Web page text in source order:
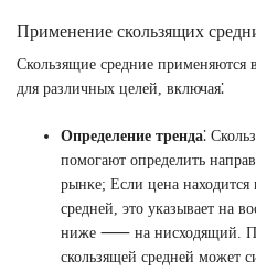
Применение скользящих
Скользящие средние применяются
для различных целей, включая⁚
Определение тренда⁚
помогают определить
рынке; Если цена находится
средней, это указывает на
ниже ⸺ на нисходящий.
скользящей средней может